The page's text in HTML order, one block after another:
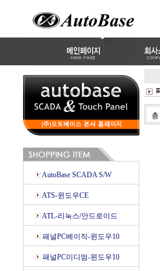
AutoBase SCADA S/W
ATS-윈도우CE
ATL-리눅스/안드로이드
패널PC베이직-윈도우10
패널PC미디엄-윈도우10
총